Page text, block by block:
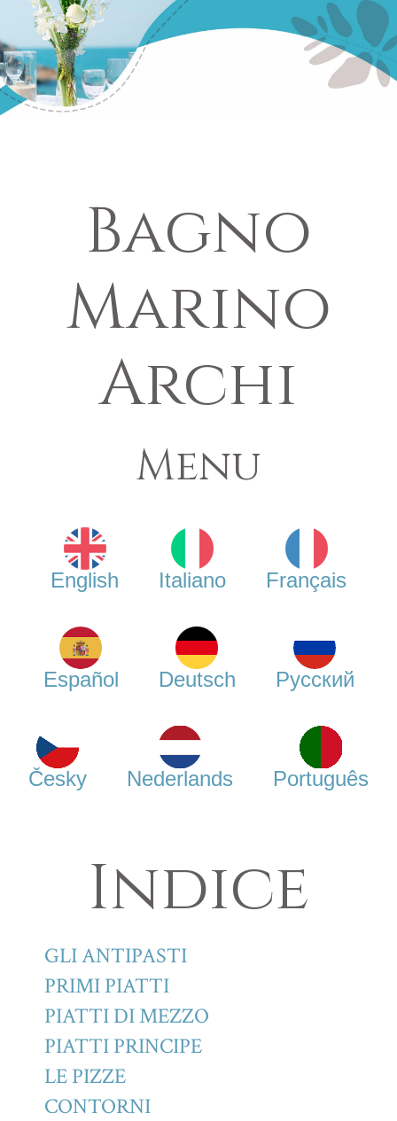
Bagno
Marino
Archi
Menu
English Italiano Français
Español Deutsch Русский
Česky Nederlands Português
Indice
GLI ANTIPASTI
PRIMI PIATTI
PIATTI DI MEZZO
PIATTI PRINCIPE
LE PIZZE
CONTORNI